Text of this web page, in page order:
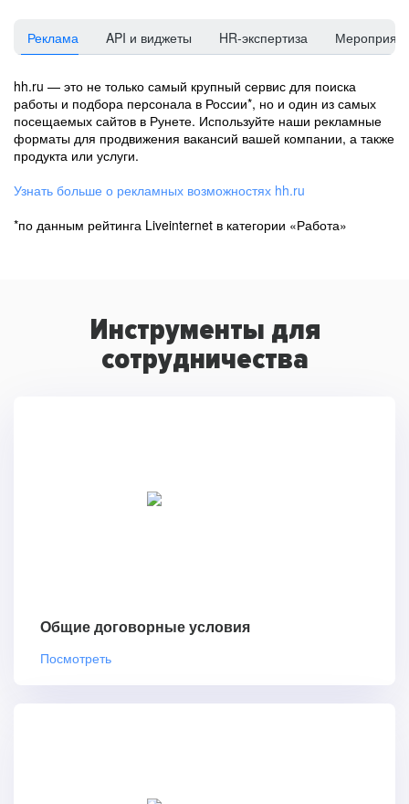
Реклама API и виджеты HR-экспертиза
hh.ru — это не только самый крупный сервис для поиска
работы и подбора персонала в России*, но и один из самых
посещаемых сайтов в Рунете. Используйте наши рекламные
форматы для продвижения вакансий вашей компании, а также
продукта или услуги.
Узнать больше о рекламных возможностях hh.ru
*по данным рейтинга Liveinternet в категории «Работа»
Инструменты для
сотрудничества
Общие договорные условия
Посмотреть